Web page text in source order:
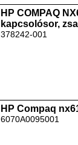
HP COMPAQ
kapcsolósor,
378242-001
HP Compaq
6070A0095001